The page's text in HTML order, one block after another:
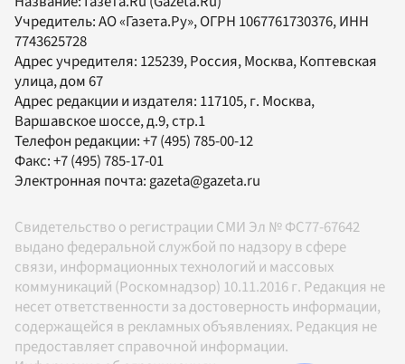
Учредитель:АО «Газета.Ру», ОГРН 1067761730376, ИНН
7743625728
Адрес учредителя: 125239, Россия, Москва, Коптевская
улица, дом 67
Адрес редакции и издателя: 117105, г. Москва,
Варшавское шоссе, д.9, стр.1
Телефон редакции:+7 (495) 785-00-12
Факс:+7 (495) 785-17-01
Электронная почта:gazeta@gazeta.ru
Свидетельство о регистрации СМИ Эл № ФС77-67642
выдано федеральной службой по надзору в сфере
связи, информационных технологий и массовых
коммуникаций (Роскомнадзор) 10.11.2016 г. Редакция не
несет ответственности за достоверность информации,
содержащейся в рекламных объявлениях. Редакция не
предоставляет справочной информации.